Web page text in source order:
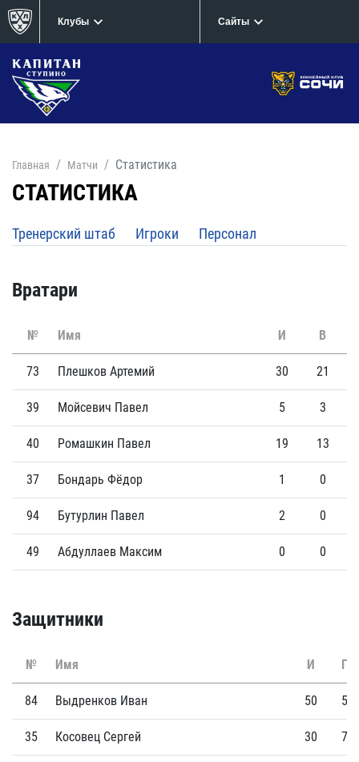
Клубы Сайты
Главная Матчи Статистика
СТАТИСТИКА
Тренерский штаб Игроки Персонал
Вратари
№ Имя И В
73 Плешков Артемий 30 21
39 Мойсевич Павел 5 3
40 Ромашкин Павел 19 13
37 Бондарь Фёдор 1 0
94 Бутурлин Павел 2 0
49 Абдуллаев Максим 0 0
Защитники
№ Имя И Г
84 Выдренков Иван 50 5
35 Косовец Сергей 30 7